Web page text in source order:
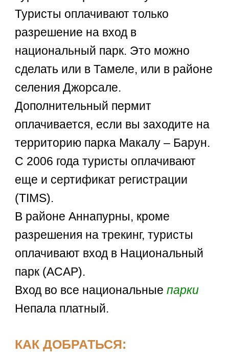
Туристы оплачивают только
разрешение на вход в
национальный парк. Это можно
сделать или в Тамеле, или в районе
селения Джорсале.
Дополнительный пермит
оплачивается, если вы заходите на
территорию парка Макалу – Барун.
С 2006 года туристы оплачивают
еще и сертификат регистрации
(TIMS).
В районе Аннапурны, кроме
разрешения на трекинг, туристы
оплачивают вход в Национальный
парк (AСAP).
Вход во все национальныепарки
Непала платный.
КАК ДОБРАТЬСЯ: